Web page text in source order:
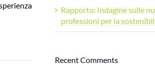
Rapporto: Indagine sulle
professioni per la
Recent Comments